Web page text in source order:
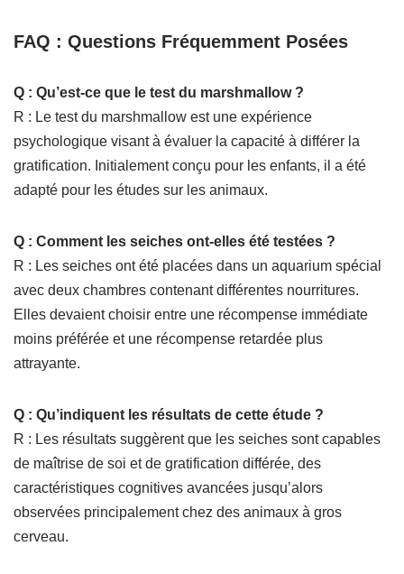
FAQ : Questions Fréquemment Posées
Q : Qu’est-ce que le test du marshmallow ?
R : Le test du marshmallow est une expérience
psychologique visant à évaluer la capacité à différer la
gratification. Initialement conçu pour les enfants, il a été
adapté pour les études sur les animaux.
Q : Comment les seiches ont-elles été testées ?
R : Les seiches ont été placées dans un aquarium spécial
avec deux chambres contenant différentes nourritures.
Elles devaient choisir entre une récompense immédiate
moins préférée et une récompense retardée plus
attrayante.
Q : Qu’indiquent les résultats de cette étude ?
R : Les résultats suggèrent que les seiches sont capables
de maîtrise de soi et de gratification différée, des
caractéristiques cognitives avancées jusqu’alors
observées principalement chez des animaux à gros
cerveau.